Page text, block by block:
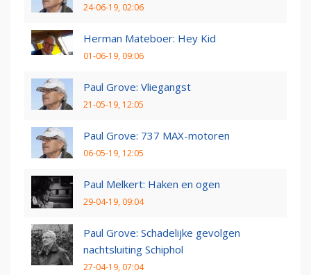
24-06-19, 02:06
Herman Mateboer: Hey Kid
01-06-19, 09:06
Paul Grove: Vliegangst
21-05-19, 12:05
Paul Grove: 737 MAX-motoren
06-05-19, 12:05
Paul Melkert: Haken en ogen
29-04-19, 09:04
Paul Grove: Schadelijke gevolgen
nachtsluiting Schiphol
27-04-19, 07:04